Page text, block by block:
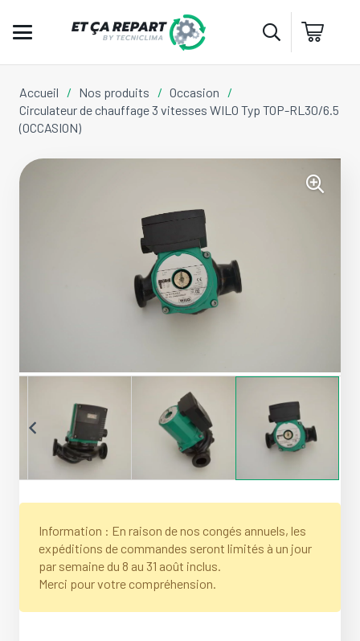
Accueil / Nos produits / Occasion
/
Circulateur de chauffage 3 vitesses WILO Typ TOP-RL30/6.5
(OCCASION)
Information : En raison de nos congés annuels, les
expéditions de commandes seront limités à un jour
par semaine du 8 au 31 août inclus.
Merci pour votre compréhension.